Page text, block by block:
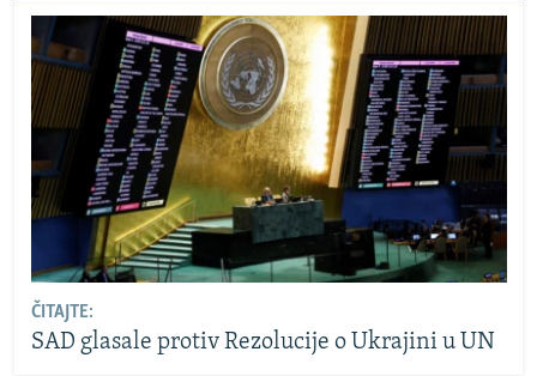
ČITAJTE:
SAD glasale protiv Rezolucije o Ukrajini u UN